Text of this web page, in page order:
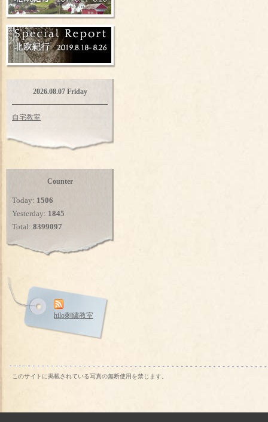
2026.08.07 Friday
自宅教室
Counter
Today: 1506
Yesterday: 1845
Total: 8399097
hilo刺繍教室
このサイトに掲載されている写真の無断使用を禁じます。